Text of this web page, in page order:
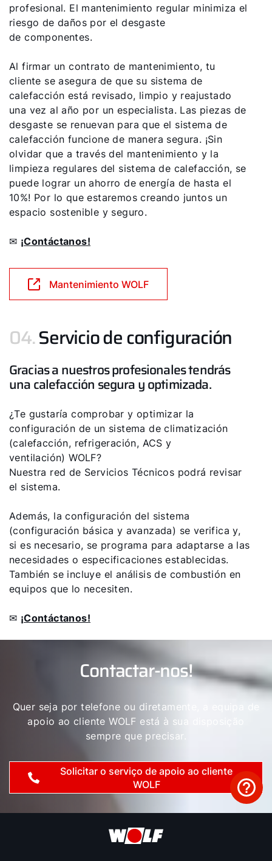
profesional. El mantenimiento regular minimiza el
riesgo de daños por el desgaste
de componentes.
Al firmar un contrato de mantenimiento, tu
cliente se asegura de que su sistema de
calefacción está revisado, limpio y reajustado
una vez al año por un especialista. Las piezas de
desgaste se renuevan para que el sistema de
calefacción funcione de manera segura. ¡Sin
olvidar que a través del mantenimiento y la
limpieza regulares del sistema de calefacción, se
puede lograr un ahorro de energía de hasta el
10%! Por lo que estaremos creando juntos un
espacio sostenible y seguro.
✉ ¡Contáctanos!
Mantenimiento WOLF
04.Servicio de configuración
Gracias a nuestros profesionales tendrás
una calefacción segura y optimizada.
¿Te gustaría comprobar y optimizar la
configuración de un sistema de climatización
(calefacción, refrigeración, ACS y
ventilación) WOLF?
Nuestra red de Servicios Técnicos podrá revisar
el sistema.
Además, la configuración del sistema
(configuración básica y avanzada) se verifica y,
si es necesario, se programa para adaptarse a las
necesidades o especificaciones establecidas.
También se incluye el análisis de combustión en
equipos que lo necesiten.
✉ ¡Contáctanos!
Contactar-nos!
Quer seja por telefone ou diretamente, a equipa de
apoio ao cliente WOLF está à sua disposição
sempre que precisar.
Solicitar o serviço de apoio ao cliente
WOLF